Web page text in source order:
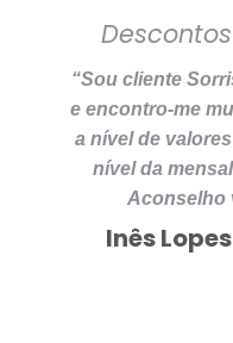
“Sou cliente
e encontro-me
a nível de
nível da
Aconselho
Inês Lopes